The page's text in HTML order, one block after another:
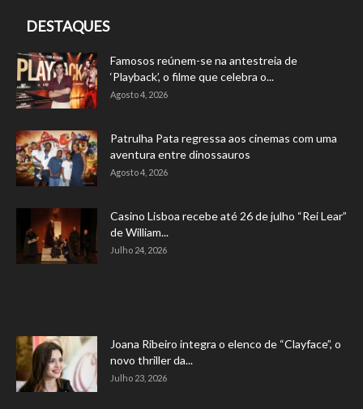
DESTAQUES
Famosos reúnem-se na antestreia de
‘Playback’, o filme que celebra o...
Agosto 4, 2026
Patrulha Pata regressa aos cinemas com uma
aventura entre dinossauros
Agosto 4, 2026
Casino Lisboa recebe até 26 de julho “Rei Lear”
de William...
Julho 24, 2026
Joana Ribeiro integra o elenco de “Clayface”, o
novo thriller da...
Julho 23, 2026